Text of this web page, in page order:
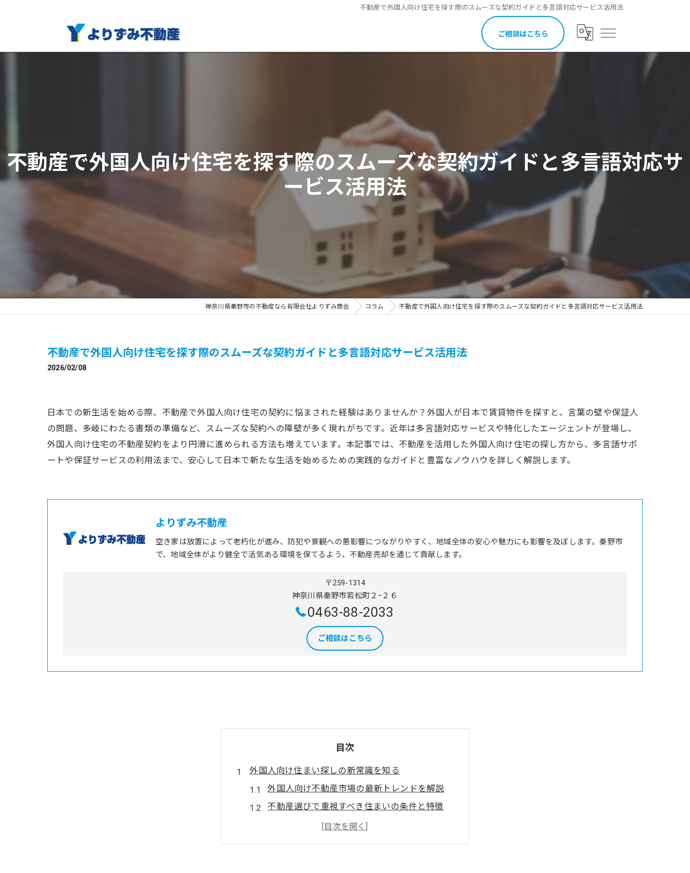
不動産で外国人向け住宅を探す際のスムーズな契約ガイドと多言語対応サービス活用法
ご相談はこちら
不動産で外国人向け住宅を探す際のスムーズな契約ガイドと多言語対応サ
ービス活用法
神奈川県秦野市の不動産なら有限会社よりずみ商会 コラム 不動産で外国人向け住宅を探す際のスムーズな契約ガイドと多言語対応サービス活用法
不動産で外国人向け住宅を探す際のスムーズな契約ガイドと多言語対応サービス活用法
2026/02/08
日本での新生活を始める際、不動産で外国人向け住宅の契約に悩まされた経験はありませんか？外国人が日本で賃貸物件を探すと、言葉の壁や保証人
の問題、多岐にわたる書類の準備など、スムーズな契約への障壁が多く現れがちです。近年は多言語対応サービスや特化したエージェントが登場し、
外国人向け住宅の不動産契約をより円滑に進められる方法も増えています。本記事では、不動産を活用した外国人向け住宅の探し方から、多言語サポ
ートや保証サービスの利用法まで、安心して日本で新たな生活を始めるための実践的なガイドと豊富なノウハウを詳しく解説します。
よりずみ不動産
空き家は放置によって老朽化が進み、防犯や景観への悪影響につながりやすく、地域全体の安心や魅力にも影響を及ぼします。秦野市
で、地域全体がより健全で活気ある環境を保てるよう、不動産売却を通じて貢献します。
〒259-1314
神奈川県秦野市若松町２−２６
0463-88-2033
ご相談はこちら
目次
外国人向け住まい探しの新常識を知る
外国人向け不動産市場の最新トレンドを解説
不動産選びで重視すべき住まいの条件と特徴
外国人に人気の不動産賃貸サービスの種類
多様化する外国人向け不動産会社の選び方